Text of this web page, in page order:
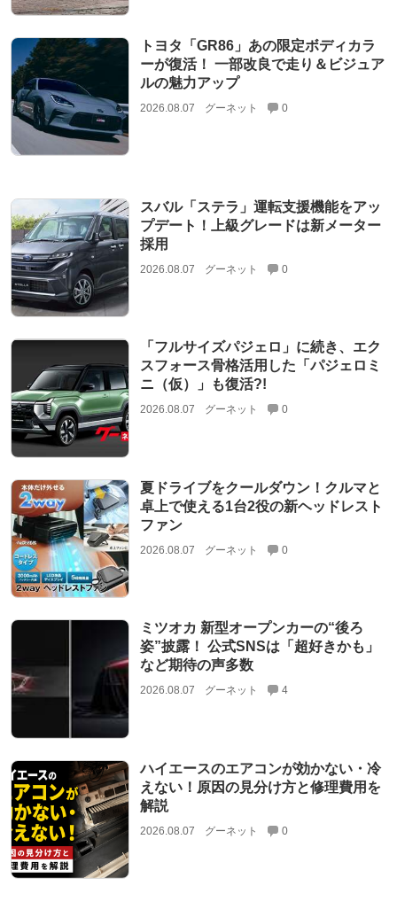
トヨタ「GR86」あの限定ボディカラ
ーが復活！ 一部改良で走り＆ビジュア
ルの魅力アップ
2026.08.07 グーネット 0
スバル「ステラ」運転支援機能をアッ
プデート！上級グレードは新メーター
採用
2026.08.07 グーネット 0
「フルサイズパジェロ」に続き、エク
スフォース骨格活用した「パジェロミ
ニ（仮）」も復活?!
2026.08.07 グーネット 0
夏ドライブをクールダウン！クルマと
卓上で使える1台2役の新ヘッドレスト
ファン
2026.08.07 グーネット 0
ミツオカ 新型オープンカーの“後ろ
姿”披露！ 公式SNSは「超好きかも」
など期待の声多数
2026.08.07 グーネット 4
ハイエースのエアコンが効かない・冷
えない！原因の見分け方と修理費用を
解説
2026.08.07 グーネット 0